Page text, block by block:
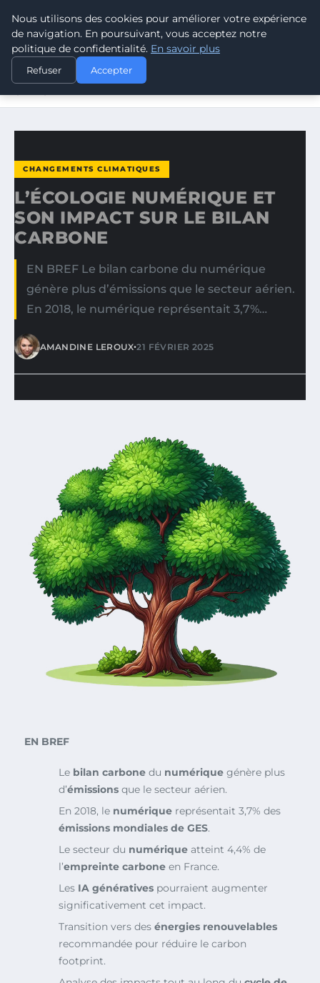
CLIMATE GUARDIAN
ACCUEIL
CHANGEMENTS CLIMATIQUES
L’ÉCOLOGIE NUMÉRIQUE ET SON IMPACT SUR LE BILAN
CHANGEMENTS CLIMATIQUES
L’ÉCOLOGIE NUMÉRIQUE ET
SON IMPACT SUR LE BILAN
CARBONE
EN BREF Le bilan carbone du numérique
génère plus d’émissions que le secteur aérien.
En 2018, le numérique représentait 3,7%…
AMANDINE LEROUX•21 FÉVRIER 2025
EN BREF
Le bilan carbone du numérique génère plus
d’émissions que le secteur aérien.
En 2018, le numérique représentait 3,7% des
émissions mondiales de GES.
Le secteur du numérique atteint 4,4% de
l’empreinte carbone en France.
Les IA génératives pourraient augmenter
significativement cet impact.
Transition vers des énergies renouvelables
recommandée pour réduire le carbon
footprint.
Nous utilisons des cookies pour améliorer votre expérience
de navigation. En poursuivant, vous acceptez notre
politique de confidentialité. En savoir plus
Refuser Accepter